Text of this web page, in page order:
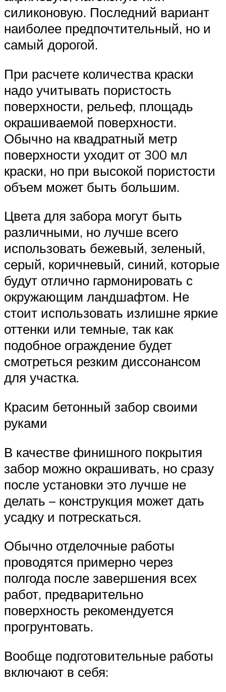
силиконовую. Последний вариант
наиболее предпочтительный, но и
самый дорогой.
При расчете количества краски
надо учитывать пористость
поверхности, рельеф, площадь
окрашиваемой поверхности.
Обычно на квадратный метр
поверхности уходит от 300 мл
краски, но при высокой пористости
объем может быть большим.
Цвета для забора могут быть
различными, но лучше всего
использовать бежевый, зеленый,
серый, коричневый, синий, которые
будут отлично гармонировать с
окружающим ландшафтом. Не
стоит использовать излишне яркие
оттенки или темные, так как
подобное ограждение будет
смотреться резким диссонансом
для участка.
Красим бетонный забор своими
руками
В качестве финишного покрытия
забор можно окрашивать, но сразу
после установки это лучше не
делать – конструкция может дать
усадку и потрескаться.
Обычно отделочные работы
проводятся примерно через
полгода после завершения всех
работ, предварительно
поверхность рекомендуется
прогрунтовать.
Вообще подготовительные работы
включают в себя: